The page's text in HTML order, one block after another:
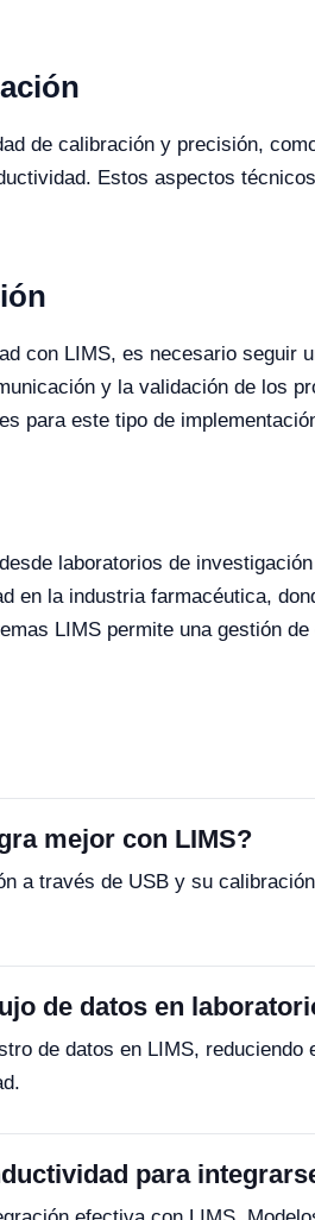
de calibración y precisión,
Estos aspectos
con LIMS, es necesario seguir
y la validación de los
para este tipo de
laboratorios de
en la industria farmacéutica,
LIMS permite una gestión
mejor con LIMS?
a través de USB y su
de datos en
de datos en LIMS,
para